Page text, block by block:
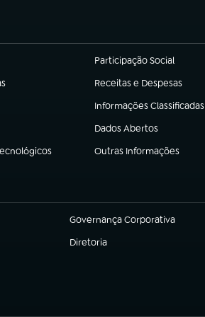
Participação Social
(abre em nova aba)
Receitas e Despesas
(abre em nova aba)
Informações Classificadas
(abre em nova aba)
Dados Abertos
(abre em nova aba)
Outras Informações
(abre em nova aba)
Governança Corporativa
(abre em nova aba)
Diretoria
(abre em nova aba)